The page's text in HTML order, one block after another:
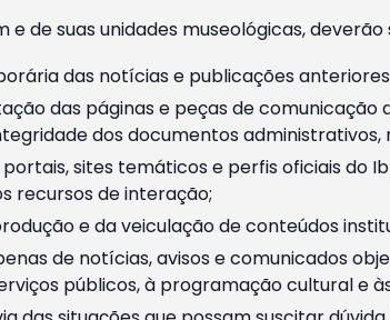
e de suas unidades museológicas,
das notícias e publicações
das páginas e peças de
dos documentos administrativos,
sites temáticos e perfis oficiais do
recursos de interação;
e da veiculação de conteúdos
de notícias, avisos e comunicados
públicos, à programação cultural e